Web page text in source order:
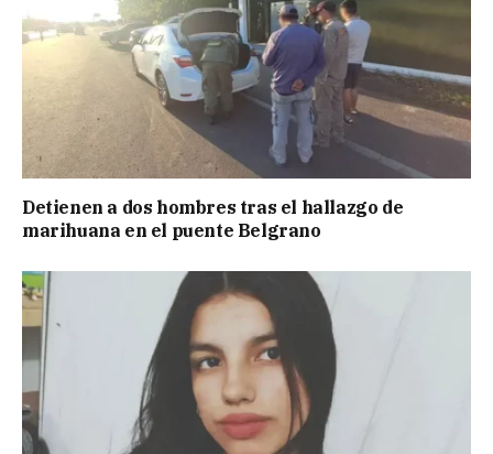
Detienen a dos hombres tras el hallazgo de
marihuana en el puente Belgrano